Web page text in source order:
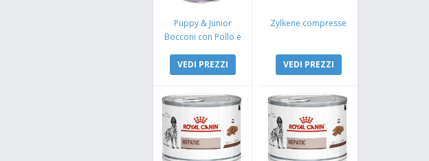
Puppy & Junior
Bocconi con Pollo e
VEDI PREZZI
Zylkene compresse
VEDI PREZZI